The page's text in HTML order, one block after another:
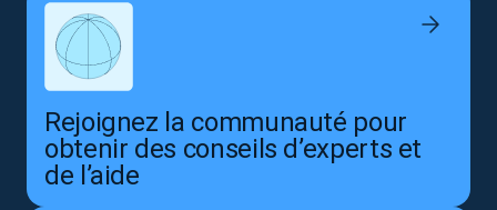
Rejoignez la communauté pour
obtenir des conseils d’experts et
de l’aide